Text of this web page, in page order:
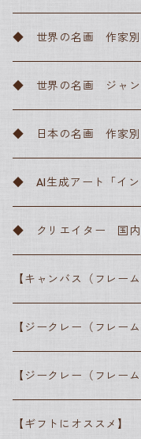
◆ 世界の名画 作家
アルフォンス・ミュシャ
アンリ・ド・トゥール
フィンセント・ファン
クロード・モネ
エドゥアール・マネ
ピエール＝オーギュス
ジャン＝フランソワ・
エドガー・ドガ
◆ 世界の名画 ジャン
ルネッサンス
サンドロ・ボッティチェッ
ピーテル・ブリューゲル
バロック
レンブラント・ファン・レ
ロマン主義
カスパー・ダーヴィト・フ
ジョゼフ・マロード・ウィ
写実主義
ジャン＝フランソワ・ミレ
ヨハネス・フェルメール
印象派
アルフレッド・シスレー
エドゥアール・マネ
ポスト印象派
ジョルジュ・スーラ
抽象派
◆ 日本の名画 作家別
川瀬巴水
横山大観
葛飾北斎
歌川広重
◆ AI生成アート「イン
◆ クリエイター 国内
● 高田昌耶
● しばさな
● シマザキミユキ
【キャンバス（フレーム
【ジークレー（フレーム
【ジークレー（フレー
【ギフトにオススメ】